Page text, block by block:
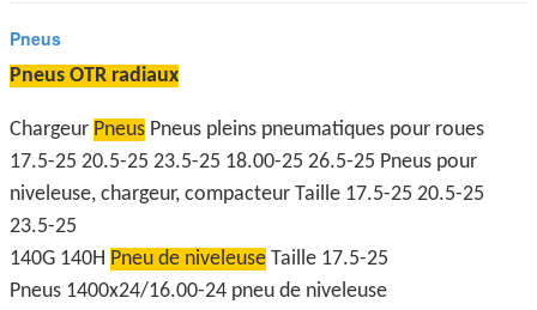
Pneus
Pneus OTR radiaux
Chargeur Pneus Pneus pleins pneumatiques pour roues
17.5-25 20.5-25 23.5-25 18.00-25 26.5-25 Pneus pour
niveleuse, chargeur, compacteur Taille 17.5-25 20.5-25
23.5-25
140G 140H Pneu de niveleuse Taille 17.5-25
Pneus 1400x24/16.00-24 pneu de niveleuse